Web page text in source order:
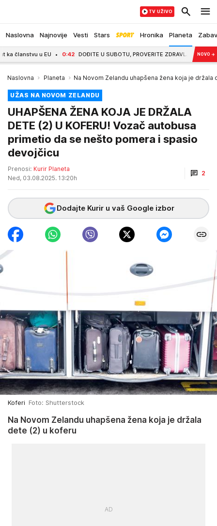
Naslovna Najnovije Vesti Stars Hronika Planeta
TV UŽIVO
u EU 0:42 DOĐITE U SUBOTU, PROVERITE ZDRAVLJE! DomNOVO →
Naslovna Planeta Na Novom Zelandu uhapšena žena koja je držala
UŽAS NA NOVOM ZELANDU
UHAPŠENA ŽENA KOJA JE DRŽALA
DETE (2) U KOFERU! Vozač autobusa
primetio da se nešto pomera i spasio
devojčicu
Prenosi: Kurir Planeta
Ned, 03.08.2025. 13:20h
2
Dodajte Kurir u vaš Google izbor
Koferi Foto: Shutterstock
Na Novom Zelandu uhapšena žena koja je držala
dete (2) u koferu